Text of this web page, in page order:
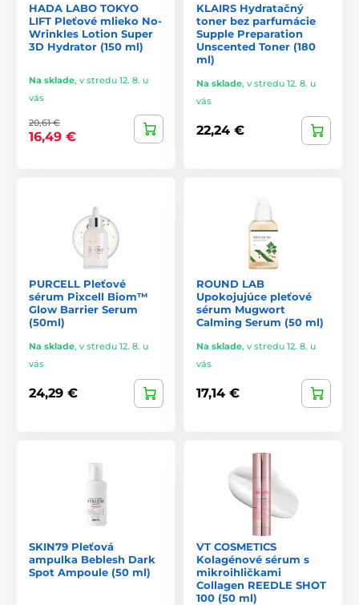
HADA LABO TOKYO
LIFT Pleťové mlieko No-
Wrinkles Lotion Super
3D Hydrator (150 ml)
Na sklade, v stredu 12. 8. u
vás
20,61 €
16,49 €
KLAIRS Hydratačný
toner bez parfumácie
Supple Preparation
Unscented Toner (180
ml)
Na sklade, v stredu 12. 8. u
vás
22,24 €
PURCELL Pleťové
sérum Pixcell Biom™
Glow Barrier Serum
(50ml)
Na sklade, v stredu 12. 8. u
vás
24,29 €
ROUND LAB
Upokojujúce pleťové
sérum Mugwort
Calming Serum (50 ml)
Na sklade, v stredu 12. 8. u
vás
17,14 €
SKIN79 Pleťová
ampulka Beblesh Dark
Spot Ampoule (50 ml)
VT COSMETICS
Kolagénové sérum s
mikroihličkami
Collagen REEDLE SHOT
100 (50 ml)